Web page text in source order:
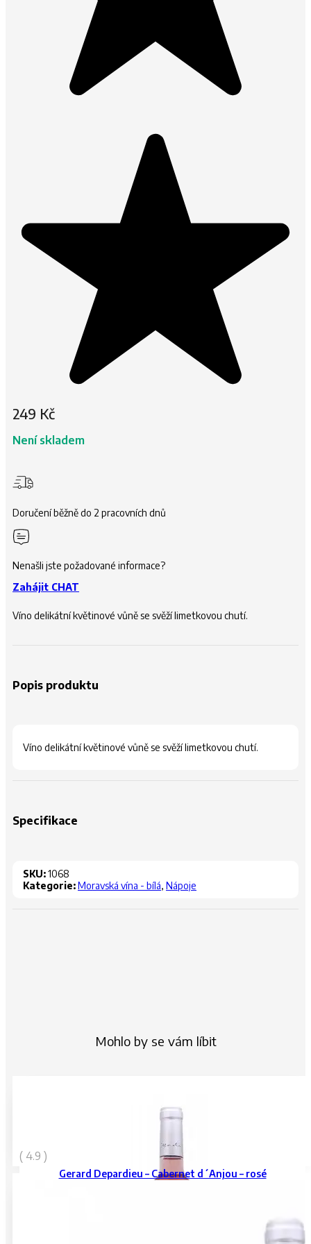
249 Kč
Není skladem
Doručení běžně do 2 pracovních dnů
Nenašli jste požadované informace?
Zahájit CHAT
Víno delikátní květinové vůně se svěží limetkovou chutí.
Popis produktu
Víno delikátní květinové vůně se svěží limetkovou chutí.
Specifikace
SKU:1068
Kategorie:Moravská vína - bílá, Nápoje
Mohlo by se vám líbit
( 4.9 )
Gerard Depardieu – Cabernet d´Anjou – rosé
399 Kč